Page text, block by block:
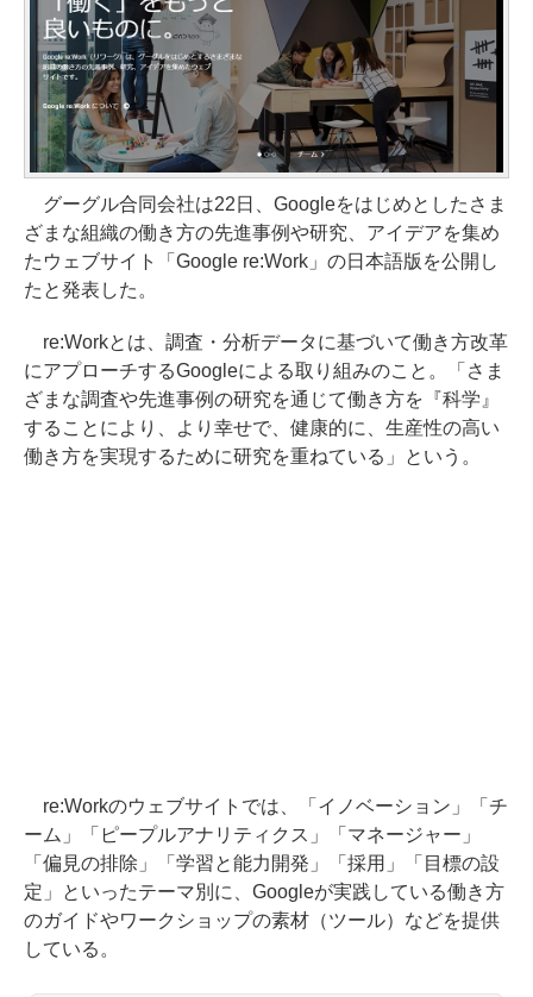
グーグル合同会社は22日、Googleをはじめとしたさま
ざまな組織の働き方の先進事例や研究、アイデアを集め
たウェブサイト「Google re:Work」の日本語版を公開し
たと発表した。
re:Workとは、調査・分析データに基づいて働き方改革
にアプローチするGoogleによる取り組みのこと。「さま
ざまな調査や先進事例の研究を通じて働き方を『科学』
することにより、より幸せで、健康的に、生産性の高い
働き方を実現するために研究を重ねている」という。
re:Workのウェブサイトでは、「イノベーション」「チ
ーム」「ピープルアナリティクス」「マネージャー」
「偏見の排除」「学習と能力開発」「採用」「目標の設
定」といったテーマ別に、Googleが実践している働き方
のガイドやワークショップの素材（ツール）などを提供
している。